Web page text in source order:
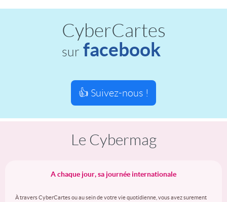
CyberCartes
sur facebook
👍 Suivez-nous !
Le Cybermag
A chaque jour, sa journée internationale
À travers CyberCartes ou au sein de votre vie quotidienne, vous avez surement